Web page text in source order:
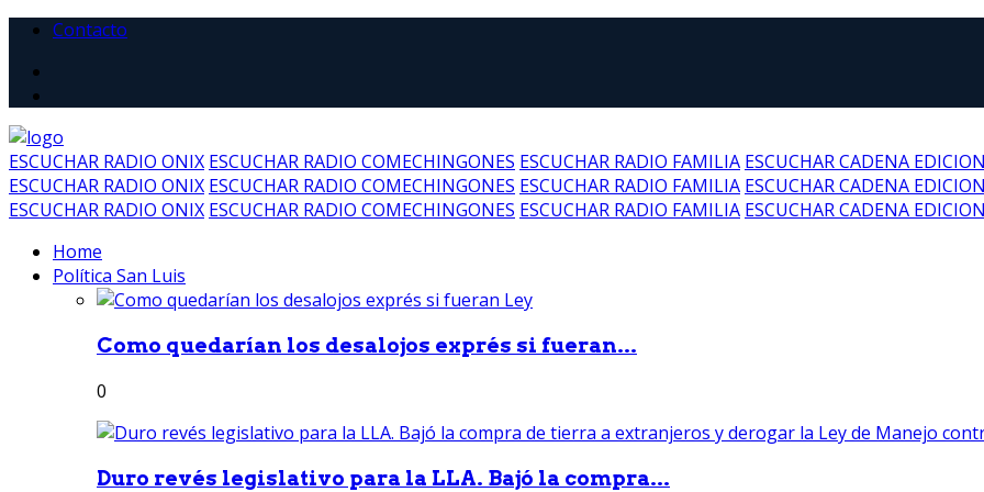
Contacto
ESCUCHAR RADIO ONIX ESCUCHAR RADIO COMECHINGONES ESCUCHAR RADIO FAMILIA ESCUCHAR CADENA EDICION
ESCUCHAR RADIO ONIX ESCUCHAR RADIO COMECHINGONES ESCUCHAR RADIO FAMILIA ESCUCHAR CADENA EDICION
ESCUCHAR RADIO ONIX ESCUCHAR RADIO COMECHINGONES ESCUCHAR RADIO FAMILIA ESCUCHAR CADENA EDICION
Home
Política San Luis
Como quedarían los desalojos exprés si fueran...
0
Duro revés legislativo para la LLA. Bajó la compra...